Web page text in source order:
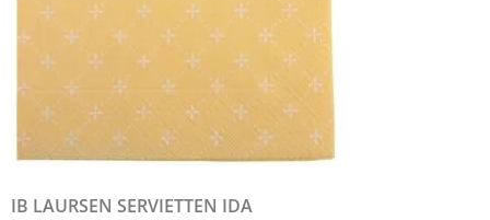
IB LAURSEN SERVIETTEN IDA